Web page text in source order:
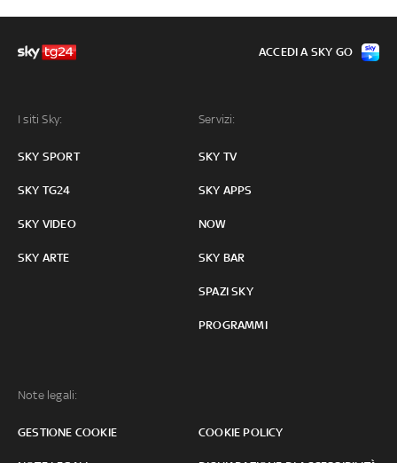
I siti Sky:
SKY SPORT
SKY TG24
SKY VIDEO
SKY ARTE
Servizi:
SKY TV
SKY APPS
NOW
SKY BAR
SPAZI SKY
PROGRAMMI
Note legali:
GESTIONE COOKIE COOKIE POLICY
ACCEDI A SKY GO